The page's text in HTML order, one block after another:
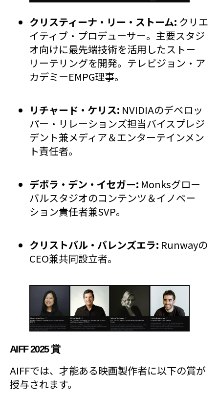
クリスティーナ・リー・ストーム: クリエ
イティブ・プロデューサー。主要スタジ
オ向けに最先端技術を活用したストー
リーテリングを開発。テレビジョン・ア
カデミーEMPG理事。
リチャード・ケリス: NVIDIAのデベロッ
パー・リレーションズ担当バイスプレジ
デント兼メディア＆エンターテインメン
ト責任者。
デボラ・デン・イセガー: Monksグロー
バルスタジオのコンテンツ＆イノベー
ション責任者兼SVP。
クリストバル・バレンズエラ: Runwayの
CEO兼共同設立者。
AIFF 2025 賞
AIFFでは、才能ある映画製作者に以下の賞が
授与されます。